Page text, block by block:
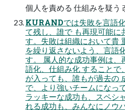
個人を責める 仕組みを疑う
KURANDでは失敗を言語
て残し、誰で も再現可能に
す。失敗は組織において貴
を繰り返さないよう、言語
す。 属人的な成功事例は、
語化、仕組み化 することで
が入っても、誰もが過去の
で、より強いチームになっ
ラッキーな成功も、スペシ
れる成功も、みんなにノウ